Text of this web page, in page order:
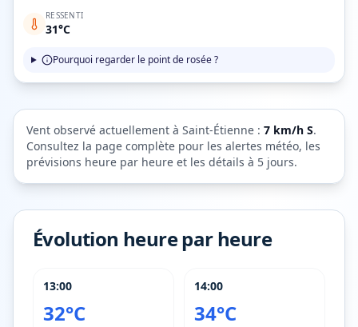
RESSENTI
31°C
Pourquoi regarder le point de rosée ?
Vent observé actuellement à Saint-Étienne : 7 km/h S.
Consultez la page complète pour les alertes météo, les
prévisions heure par heure et les détails à 5 jours.
Évolution heure par heure
13:00
32°C
14:00
34°C